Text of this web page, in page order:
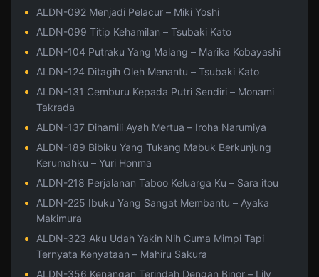
ALDN-092 Menjadi Pelacur – Miki Yoshi
ALDN-099 Titip Kehamilan – Tsubaki Kato
ALDN-104 Putraku Yang Malang – Marika Kobayashi
ALDN-124 Ditagih Oleh Menantu – Tsubaki Kato
ALDN-131 Cemburu Kepada Putri Sendiri – Monami
Takrada
ALDN-137 Dihamili Ayah Mertua – Iroha Narumiya
ALDN-189 Bibiku Yang Tukang Mabuk Berkunjung
Kerumahku – Yuri Honma
ALDN-218 Perjalanan Taboo Keluarga Ku – Sara itou
ALDN-225 Ibuku Yang Sangat Membantu – Ayaka
Makimura
ALDN-323 Aku Udah Yakin Nih Cuma Mimpi Tapi
Ternyata Kenyataan – Mahiru Sakura
ALDN-356 Kenangan Terindah Dengan Binor – Lily